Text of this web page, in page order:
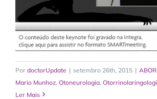
Por doctorUpdate | setembro 26th, 2015 |
Mario Munhoz, Otoneurologia,
Ler Mais